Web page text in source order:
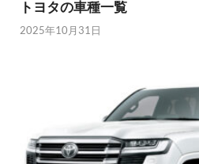
トヨタの車種一覧
2025年10月31日